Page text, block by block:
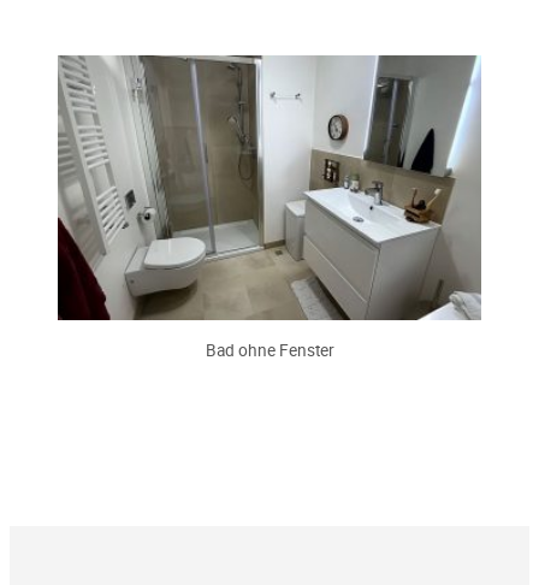
Bad ohne Fenster